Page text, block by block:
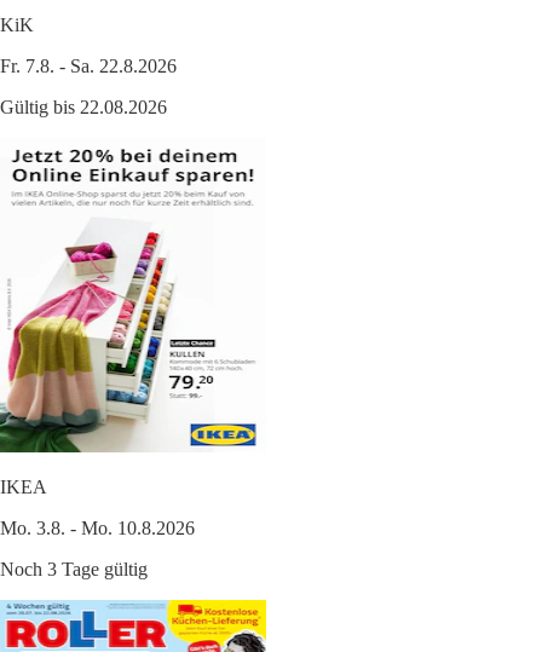
KiK
Fr. 7.8. - Sa. 22.8.2026
Gültig bis 22.08.2026
IKEA
Mo. 3.8. - Mo. 10.8.2026
Noch 3 Tage gültig